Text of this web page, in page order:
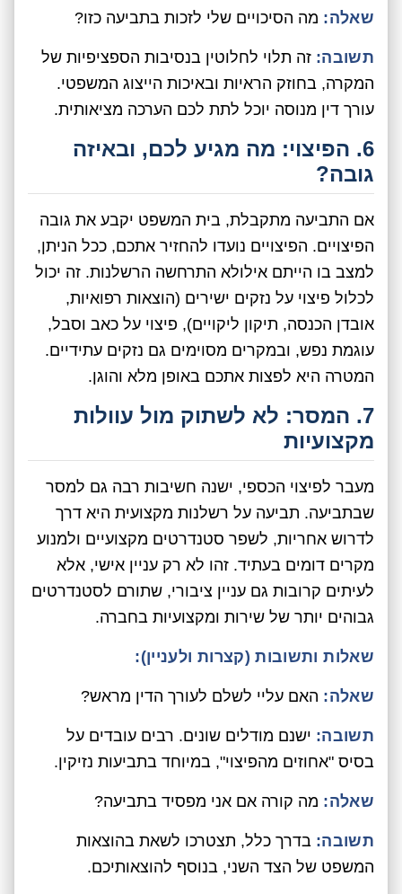
שאלה: מה הסיכויים שלי לזכות בתביעה כזו?
תשובה: זה תלוי לחלוטין בנסיבות הספציפיות של
המקרה, בחוזק הראיות ובאיכות הייצוג המשפטי.
עורך דין מנוסה יוכל לתת לכם הערכה מציאותית.
6. הפיצוי: מה מגיע לכם, ובאיזה
גובה?
אם התביעה מתקבלת, בית המשפט יקבע את גובה
הפיצויים. הפיצויים נועדו להחזיר אתכם, ככל הניתן,
למצב בו הייתם אילולא התרחשה הרשלנות. זה יכול
לכלול פיצוי על נזקים ישירים (הוצאות רפואיות,
אובדן הכנסה, תיקון ליקויים), פיצוי על כאב וסבל,
עוגמת נפש, ובמקרים מסוימים גם נזקים עתידיים.
המטרה היא לפצות אתכם באופן מלא והוגן.
7. המסר: לא לשתוק מול עוולות
מקצועיות
מעבר לפיצוי הכספי, ישנה חשיבות רבה גם למסר
שבתביעה. תביעה על רשלנות מקצועית היא דרך
לדרוש אחריות, לשפר סטנדרטים מקצועיים ולמנוע
מקרים דומים בעתיד. זהו לא רק עניין אישי, אלא
לעיתים קרובות גם עניין ציבורי, שתורם לסטנדרטים
גבוהים יותר של שירות ומקצועיות בחברה.
שאלות ותשובות (קצרות ולעניין):
שאלה: האם עליי לשלם לעורך הדין מראש?
תשובה: ישנם מודלים שונים. רבים עובדים על
בסיס "אחוזים מהפיצוי", במיוחד בתביעות נזיקין.
שאלה: מה קורה אם אני מפסיד בתביעה?
תשובה: בדרך כלל, תצטרכו לשאת בהוצאות
המשפט של הצד השני, בנוסף להוצאותיכם.